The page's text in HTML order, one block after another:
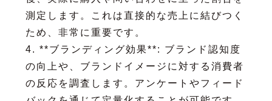
測定します。これは直接的な売上に結びつく
ため、非常に重要です。
4. **ブランディング効果**: ブランド認知度
の向上や、ブランドイメージに対する消費者
の反応を調査します。アンケートやフィード